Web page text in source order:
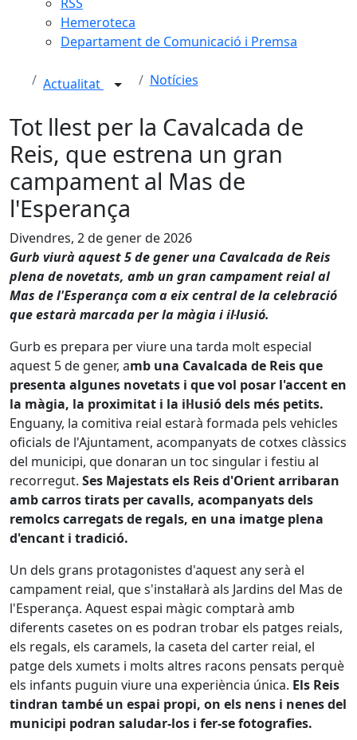
Hemeroteca
Departament de Comunicació i Premsa
Actualitat Notícies
Tot llest per la Cavalcada de
Reis, que estrena un gran
campament al Mas de
l'Esperança
Divendres, 2 de gener de 2026
Gurb viurà aquest 5 de gener una Cavalcada de Reis
plena de novetats, amb un gran campament reial al
Mas de l'Esperança com a eix central de la celebració
que estarà marcada per la màgia i il·lusió.
Gurb es prepara per viure una tarda molt especial
aquest 5 de gener, amb una Cavalcada de Reis que
presenta algunes novetats i que vol posar l'accent en
la màgia, la proximitat i la il·lusió dels més petits.
Enguany, la comitiva reial estarà formada pels vehicles
oficials de l'Ajuntament, acompanyats de cotxes clàssics
del municipi, que donaran un toc singular i festiu al
recorregut. Ses Majestats els Reis d'Orient arribaran
amb carros tirats per cavalls, acompanyats dels
remolcs carregats de regals, en una imatge plena
d'encant i tradició.
Un dels grans protagonistes d'aquest any serà el
campament reial, que s'instal·larà als Jardins del Mas de
l'Esperança. Aquest espai màgic comptarà amb
diferents casetes on es podran trobar els patges reials,
els regals, els caramels, la caseta del carter reial, el
patge dels xumets i molts altres racons pensats perquè
els infants puguin viure una experiència única. Els Reis
tindran també un espai propi, on els nens i nenes del
municipi podran saludar-los i fer-se fotografies.